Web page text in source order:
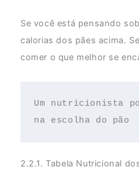
Se você está pensando
calorias dos pães acima.
comer o que melhor se
Um nutricionista
na escolha do pão
2.2.1. Tabela Nutricional